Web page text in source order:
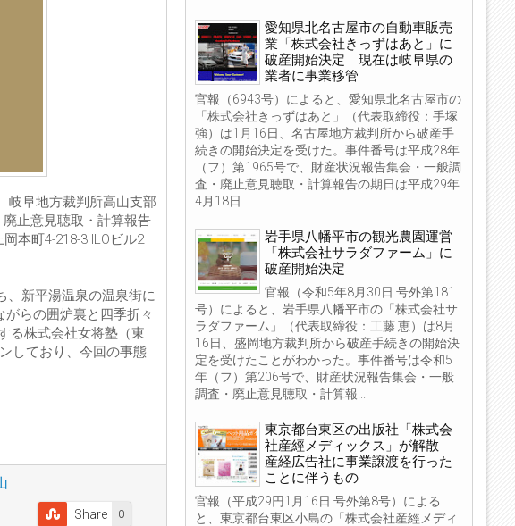
岐阜地方裁判所高山支部
止意見聴取・計算報告
本町4-218-3 ILOビル2
、新平湯温泉の温泉街に
らの囲炉裏と四季折々
る株式会社女将塾（東
しており、今回の事態
0
Share
愛知県北名古屋市の自動車販売
業「株式会社きっずはあと」に
破産開始決定 現在は岐阜県の
業者に事業移管
官報（6943号）によると、愛知県北名古屋市の
「株式会社きっずはあと」（代表取締役：手塚
強）は1月16日、名古屋地方裁判所から破産手
続きの開始決定を受けた。事件番号は平成28年
（フ）第1965号で、財産状況報告集会・一般調
査・廃止意見聴取・計算報告の期日は平成29年
4月18日...
岩手県八幡平市の観光農園運営
「株式会社サラダファーム」に
破産開始決定
官報（令和5年8月30日 号外第181
号）によると、岩手県八幡平市の「株式会社サ
ラダファーム」（代表取締役：工藤 恵）は8月
16日、盛岡地方裁判所から破産手続きの開始決
定を受けたことがわかった。事件番号は令和5
年（フ）第206号で、財産状況報告集会・一般
調査・廃止意見聴取・計算報...
東京都台東区の出版社「株式会
社産經メディックス」が解散
産経広告社に事業譲渡を行った
ことに伴うもの
官報（平成29円1月16日 号外第8号）による
と、東京都台東区小島の「株式会社産經メディ